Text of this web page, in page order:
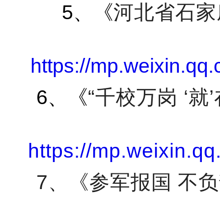
5、《河北省石
https://
6、《“千校万岗 ‘
https://
7、《参军报国 不